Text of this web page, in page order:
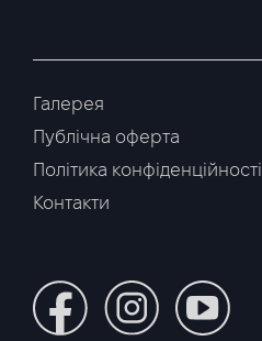
Галерея
Публічна оферта
Політика конфіденційності
Контакти